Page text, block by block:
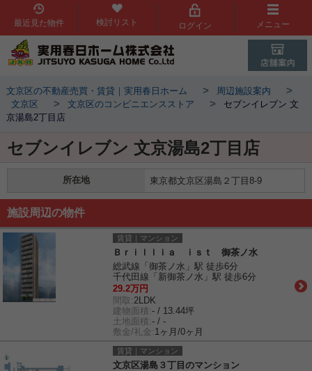
最近見た物件 検討リスト ログイン メニュー
文京区の不動産売買・賃貸｜実用春日ホーム > 周辺施設案内 >
文京区 > 文京区のコンビニエンスストア >
セブンイレブン 文
京湯島2丁目店
セブンイレブン 文京湯島2丁目店
所在地 東京都文京区湯島２丁目8-9
施設周辺の物件
賃貸｜マンション
Ｂｒｉｌｌｉａ ｉｓｔ 御茶ノ水
総武線「御茶ノ水」駅 徒歩6分
千代田線「新御茶ノ水」駅 徒歩6分
29.2万円
間取: 2LDK
建物面積:- / 13.44坪
土地面積:- / -
敷金/礼金: 1ヶ月/0ヶ月
賃貸｜マンション
文京区湯島３丁目のマンション